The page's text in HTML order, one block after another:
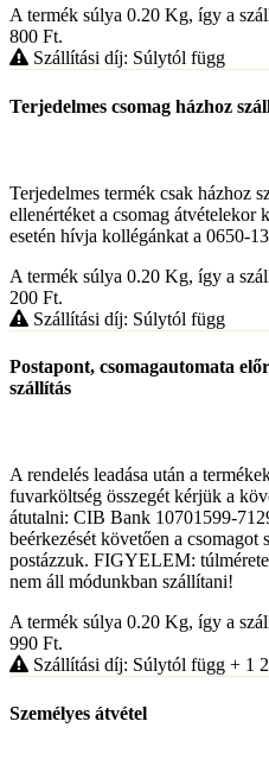
A termék súlya 0.20 Kg, így a
800 Ft.
Szállítási díj: Súlytól függ
Terjedelmes csomag házhoz
Terjedelmes termék csak házhoz
ellenértéket a csomag
esetén hívja kollégánkat a 0650-
A termék súlya 0.20 Kg, így a
200 Ft.
Szállítási díj: Súlytól függ
Postapont, csomagautomata
szállítás
A rendelés leadása után a
fuvarköltség összegét kérjük a
átutalni: CIB Bank 10701599-
beérkezését követően a
postázzuk. FIGYELEM:
nem áll módunkban szállítani!
A termék súlya 0.20 Kg, így a
990 Ft.
Szállítási díj: Súlytól függ + 1
Személyes átvétel